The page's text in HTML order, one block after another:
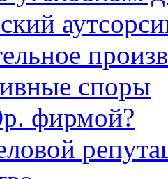
споры
фирмой?